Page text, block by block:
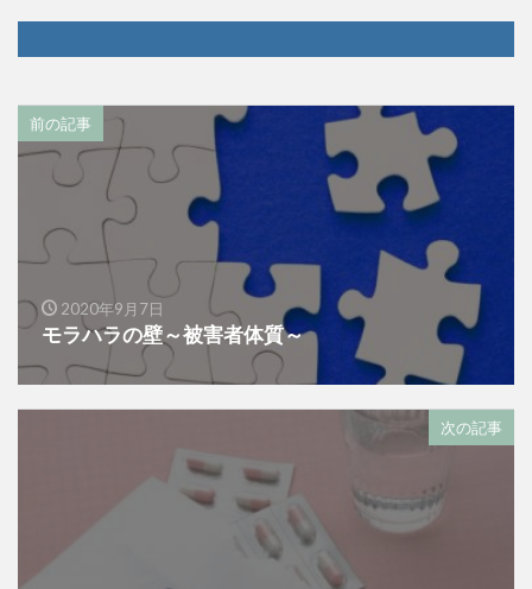
前の記事
2020年9月7日
モラハラの壁～被害者体質～
次の記事